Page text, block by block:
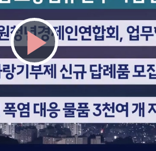
Play
Video